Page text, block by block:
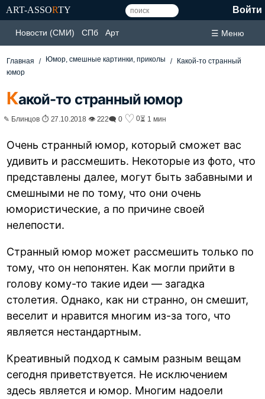
ART-ASSORTY Войти
Новости (СМИ) СПб Арт ☰ Меню
Главная Юмор, смешные картинки, приколы
Какой-то странный
юмор
Какой-то странный юмор
✎ Блинцов ⏱ 27.10.2018 👁 222🗨 0 ♡ 0⏳ 1 мин
Очень странный юмор, который сможет вас
удивить и рассмешить. Некоторые из фото, что
представлены далее, могут быть забавными и
смешными не по тому, что они очень
юмористические, а по причине своей
нелепости.
Странный юмор может рассмешить только по
тому, что он непонятен. Как могли прийти в
голову кому-то такие идеи — загадка
столетия. Однако, как ни странно, он смешит,
веселит и нравится многим из-за того, что
является нестандартным.
Креативный подход к самым разным вещам
сегодня приветствуется. Не исключением
здесь является и юмор. Многим надоели